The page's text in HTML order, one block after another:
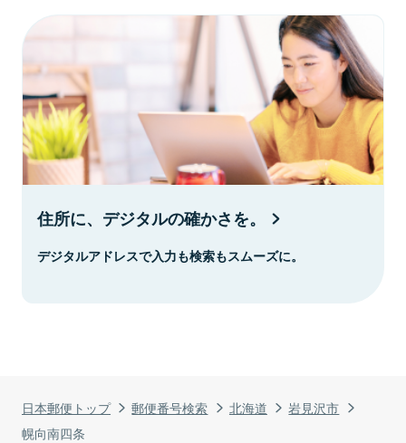
日本郵便トップ 郵便番号検索 北海道
岩見沢市
幌向南四条
住所に、デジタルの確かさを。
デジタルアドレスで入力も検索もスムーズに。